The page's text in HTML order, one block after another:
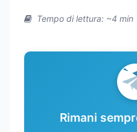
Tempo di lettura: ~4 min
Rimani